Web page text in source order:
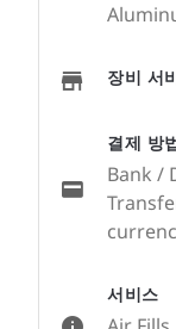
서비스
장비 서
결제 방
Bank /